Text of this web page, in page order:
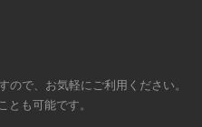
ので、お気軽にご利用ください。
とも可能です。